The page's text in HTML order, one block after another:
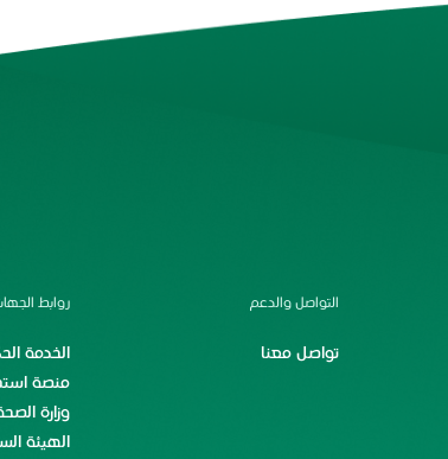
التواصل والدعم
تواصل معنا
روابط
الخدمة
منصة
وزارة
الهيئة